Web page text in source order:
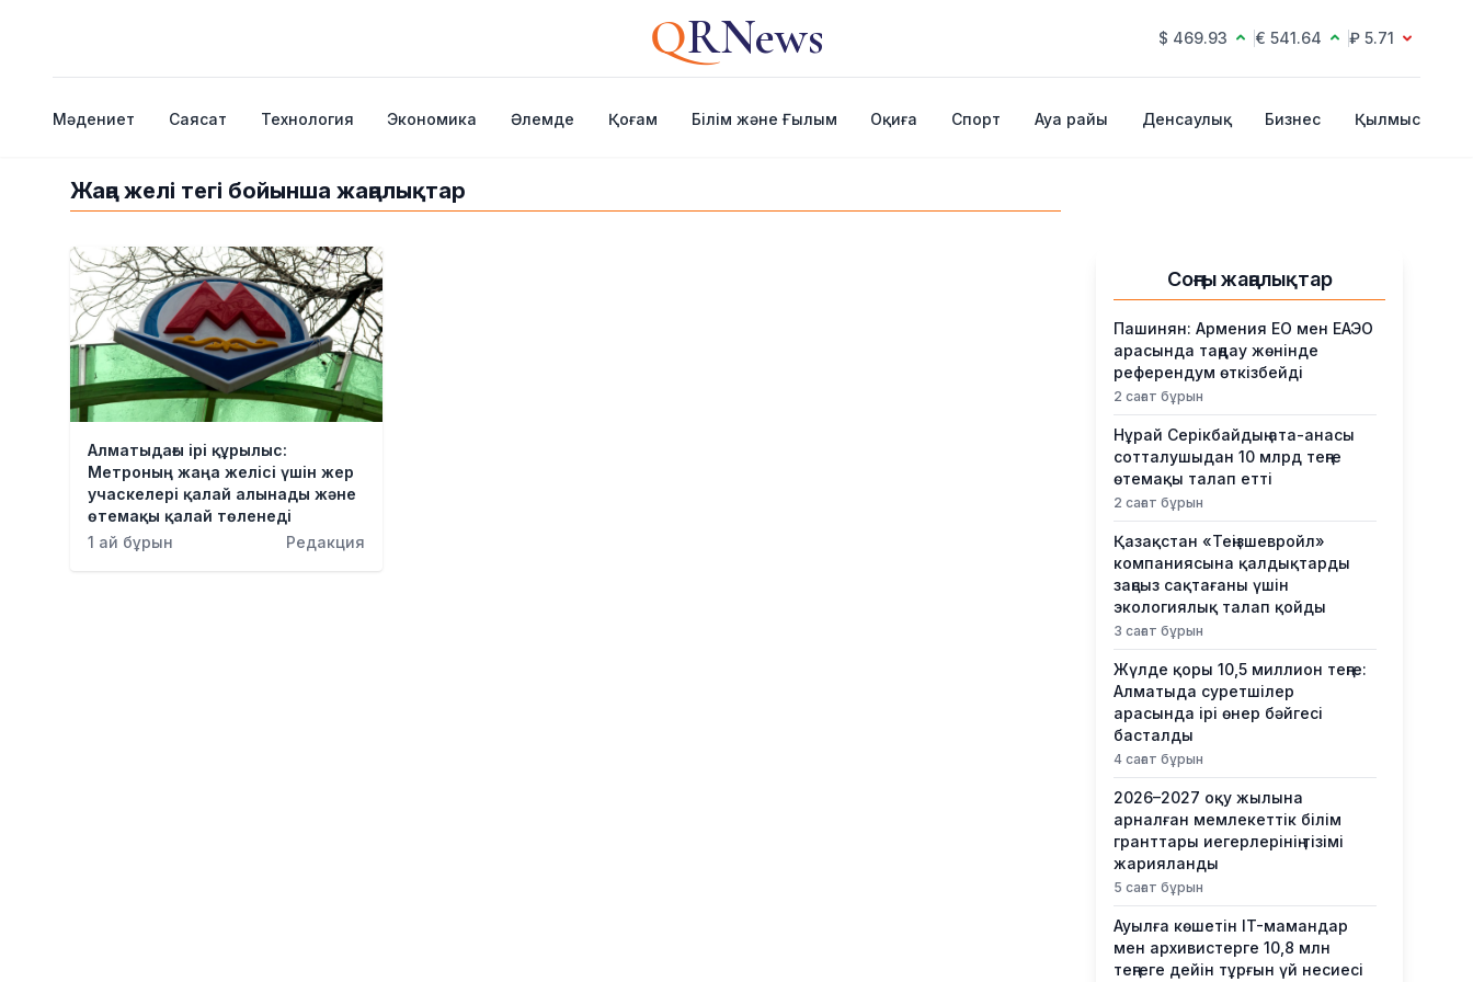
QRNews $ 469.93 € 541.64 ₽ 5.71
Мәдениет Саясат Технология Экономика Әлемде Қоғам Білім және Ғылым Оқиға Спорт Ауа райы Денсаулық Бизнес Қылмыс
Жаңа желі тегі бойынша жаңалықтар
Алматыдағы ірі құрылыс:
Метроның жаңа желісі үшін жер
учаскелері қалай алынады және
өтемақы қалай төленеді
1 ай бұрын
Редакция
Соңғы жаңалықтар
Пашинян: Армения ЕО мен ЕАЭО
арасында таңдау жөнінде
референдум өткізбейді
2 сағат бұрын
Нұрай Серікбайдың ата-анасы
сотталушыдан 10 млрд теңге
өтемақы талап етті
2 сағат бұрын
Қазақстан «Теңізшевройл»
компаниясына қалдықтарды
заңсыз сақтағаны үшін
экологиялық талап қойды
3 сағат бұрын
Жүлде қоры 10,5 миллион теңге:
Алматыда суретшілер
арасында ірі өнер бәйгесі
басталды
4 сағат бұрын
2026–2027 оқу жылына
арналған мемлекеттік білім
гранттары иегерлерінің тізімі
жарияланды
5 сағат бұрын
Ауылға көшетін IT-мамандар
мен архивистерге 10,8 млн
теңгеге дейін тұрғын үй несиесі